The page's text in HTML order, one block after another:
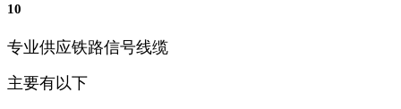
10
专业供应铁路信号线缆
主要有以下